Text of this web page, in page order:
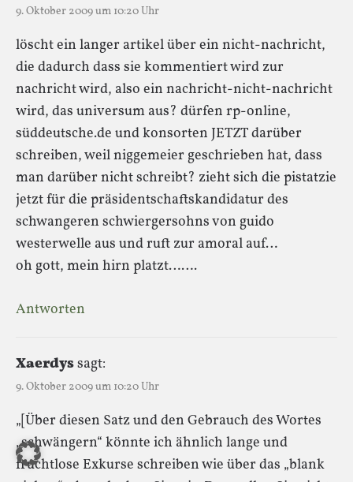
9. Oktober 2009 um 10:20 Uhr
löscht ein langer artikel über ein nicht-nachricht,
die dadurch dass sie kommentiert wird zur
nachricht wird, also ein nachricht-nicht-nachricht
wird, das universum aus? dürfen rp-online,
süddeutsche.de und konsorten JETZT darüber
schreiben, weil niggemeier geschrieben hat, dass
man darüber nicht schreibt? zieht sich die pistatzie
jetzt für die präsidentschaftskandidatur des
schwangeren schwiergersohns von guido
westerwelle aus und ruft zur amoral auf…
oh gott, mein hirn platzt…….
Antworten
Xaerdyssagt:
9. Oktober 2009 um 10:20 Uhr
„[Über diesen Satz und den Gebrauch des Wortes
„schwängern“ könnte ich ähnlich lange und
fruchtlose Exkurse schreiben wie über das „blank